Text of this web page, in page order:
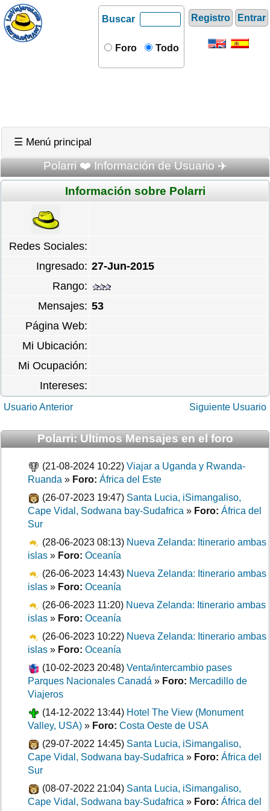
Registro Entrar
Buscar
Foro Todo
☰ Menú principal
Polarri ❤️ Información de Usuario ✈️
Información sobre Polarri
Redes Sociales:
Ingresado: 27-Jun-2015
Rango:
Mensajes: 53
Página Web:
Mi Ubicación:
Mi Ocupación:
Intereses:
Usuario Anterior Siguiente Usuario
Polarri: Ultimos Mensajes en el foro
(21-08-2024 10:22) Viajar a Uganda y Rwanda-
Ruanda » Foro: África del Este
(26-07-2023 19:47) Santa Lucia, iSimangaliso,
Cape Vidal, Sodwana bay-Sudafrica » Foro: África del
Sur
(28-06-2023 08:13) Nueva Zelanda: Itinerario ambas
islas » Foro: Oceanía
(26-06-2023 14:43) Nueva Zelanda: Itinerario ambas
islas » Foro: Oceanía
(26-06-2023 11:20) Nueva Zelanda: Itinerario ambas
islas » Foro: Oceanía
(26-06-2023 10:22) Nueva Zelanda: Itinerario ambas
islas » Foro: Oceanía
(10-02-2023 20:48) Venta/intercambio pases
Parques Nacionales Canadá » Foro: Mercadillo de
Viajeros
(14-12-2022 13:44) Hotel The View (Monument
Valley, USA) » Foro: Costa Oeste de USA
(29-07-2022 14:45) Santa Lucia, iSimangaliso,
Cape Vidal, Sodwana bay-Sudafrica » Foro: África del
Sur
(08-07-2022 21:04) Santa Lucia, iSimangaliso,
Cape Vidal, Sodwana bay-Sudafrica » Foro: África del